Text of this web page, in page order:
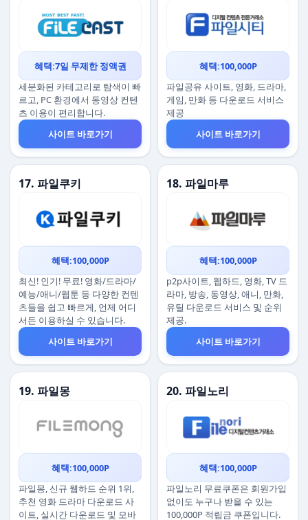
혜택:7일 무제한 정액권
세분화된 카테고리로 탐색이 빠
르고, PC 환경에서 동영상 컨텐
츠 이용이 편리합니다.
사이트 바로가기
혜택:100,000P
파일공유 사이트, 영화, 드라마,
게임, 만화 등 다운로드 서비스
제공
사이트 바로가기
17. 파일쿠키
혜택:100,000P
최신! 인기! 무료! 영화/드라마/
예능/애니/웹툰 등 다양한 컨텐
츠들을 쉽고 빠르게, 언제 어디
서든 이용하실 수 있습니다.
사이트 바로가기
18. 파일마루
혜택:100,000P
p2p사이트, 웹하드, 영화, TV 드
라마, 방송, 동영상, 애니, 만화,
유틸 다운로드 서비스 및 순위
제공.
사이트 바로가기
19. 파일몽
혜택:100,000P
파일몽, 신규 웹하드 순위 1위,
추천 영화 드라마 다운로드 사
이트, 실시간 다운로드 및 모바
20. 파일노리
혜택:100,000P
파일노리 무료쿠폰은 회원가입
없이도 누구나 받을 수 있는
100,000P 적립금 쿠폰입니다.